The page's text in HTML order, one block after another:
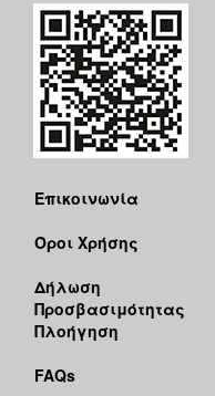
Επικοινωνία
Όροι Χρήσης
Δήλωση
Προσβασιμότητας
Πλοήγηση
FAQs